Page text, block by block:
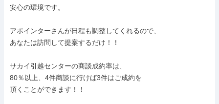
安心の環境です。
アポインターさんが日程も調整してくれるので、
あなたは訪問して提案するだけ！！
サカイ引越センターの商談成約率は、
80％以上、4件商談に行けば3件はご成約を
頂くことができます！！